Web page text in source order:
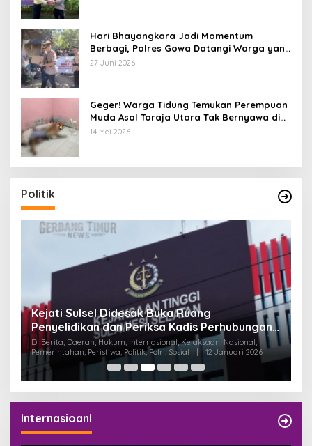
Hari Bhayangkara Jadi Momentum
Berbagi, Polres Gowa Datangi Warga yang
Membutuhkan
27 Juni 2026
Geger! Warga Tidung Temukan Perempuan
Muda Asal Toraja Utara Tak Bernyawa di
Kamar Kos
14 Mei 2026
Politik
Pandawa Pattingalloang Kota Makassar
Audensi bersama Ketua DPRD, Nyatakan
Dukungan untuk Pemilu Raya RT/RW
Serentak 2025
Di Berita, Daerah, Internasional, Nasional, Pemerintahan, Peristiwa,
Politik, Sosial
24 November 2025
Internasioanl